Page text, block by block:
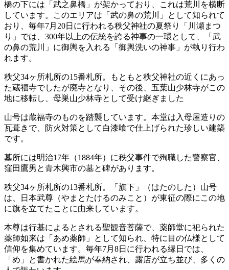
橋の下には「武之鼻橋」が架かっており、これは荒川を横断
しています。このエリアは「武の鼻の荒川」として知られて
おり、毎年7月20日に行われる秩父神社の夏祭り「川瀬まつ
り」では、300年以上の伝統を誇る神事の一環として、「武
の鼻の荒川」に御輿を入れる「御輿洗いの神事」が執り行わ
れます。
秩父34ヶ所札所の15番札所。もともと秩父神社の近くにあっ
た蔵福寺でしたが廃寺となり、その後、五葉山少林寺がこの
地に移転し、母巣山少林寺として受け継ぎました
山号は蔵福寺のものを踏襲しています。本堂は入母屋造りの
瓦葺きで、防火対策として白漆喰で仕上げられた珍しい建築
です。
墓所には明治17年（1884年）に秩父事件で殉職した警察官、
窪田鷹男と青木興市の墓と碑があります。
秩父34ヶ所札所の13番札所。「旗下」（はたのした）山号
は、日本武尊（やまとたけるのみこと）が東征の際にこの地
に旗を立てたことに由来しています。
本尊は行基によるとされる聖観音菩薩で、薬師堂に祀られた
薬師如来は「あめ薬師」として知られ、特に目の仏様として
信仰を集めています。毎年7月8日に行われる縁日では、
「め」と書かれた絵馬が奉納され、露店が立ち並び、多くの